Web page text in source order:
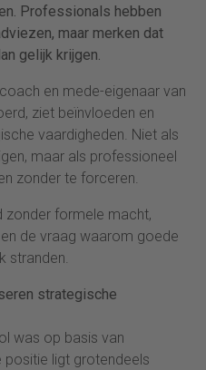
Professionals hebben
maar merken dat
gelijk krijgen.
en mede-eigenaar van
ziet beïnvloeden en
vaardigheden. Niet als
maar als professioneel
zonder te forceren.
zonder formele macht,
de vraag waarom goede
stranden.
strategische
was op basis van
positie ligt grotendeels